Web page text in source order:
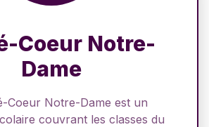
Coeur Notre-
Dame
Coeur Notre-Dame est un
couvrant les classes du